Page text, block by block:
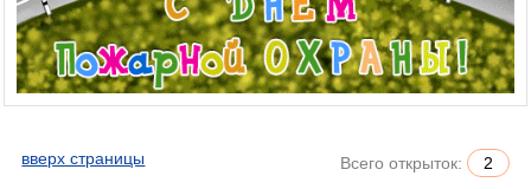
вверх страницы Всего открыток: 2